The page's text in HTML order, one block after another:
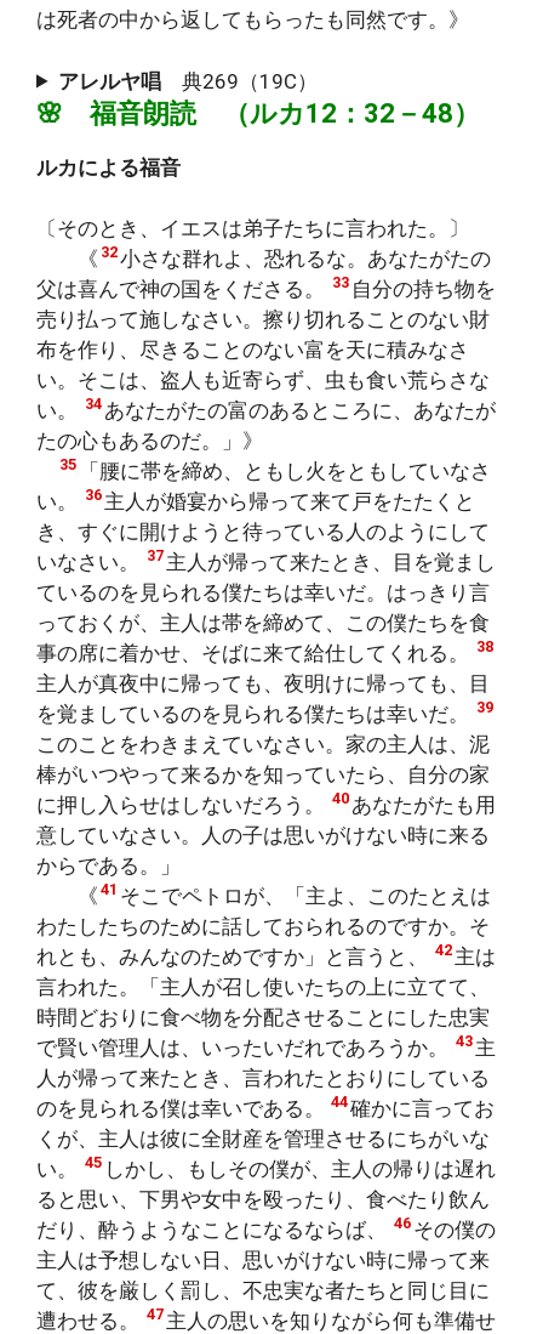
は死者の中から返してもらったも同然です。》
アレルヤ唱 典269（19C）
🌸 福音朗読 （ルカ12：32－48）
ルカによる福音
〔そのとき、イエスは弟子たちに言われた。〕
《 32小さな群れよ、恐れるな。あなたがたの
父は喜んで神の国をくださる。
33 自分の持ち物を
売り払って施しなさい。擦り切れることのない財
布を作り、尽きることのない富を天に積みなさ
い。そこは、盗人も近寄らず、虫も食い荒らさな
い。
34 あなたがたの富のあるところに、あなたが
たの心もあるのだ。」》
35
「腰に帯を締め、ともし火をともしていなさ
い。
36 主人が婚宴から帰って来て戸をたたくと
き、すぐに開けようと待っている人のようにして
いなさい。
37 主人が帰って来たとき、目を覚まし
ているのを見られる僕たちは幸いだ。はっきり言
っておくが、主人は帯を締めて、この僕たちを食
事の席に着かせ、そばに来て給仕してくれる。
38
主人が真夜中に帰っても、夜明けに帰っても、目
を覚ましているのを見られる僕たちは幸いだ。
39
このことをわきまえていなさい。家の主人は、泥
棒がいつやって来るかを知っていたら、自分の家
に押し入らせはしないだろう。
40 あなたがたも用
意していなさい。人の子は思いがけない時に来る
からである。」
《 41 そこでペトロが、「主よ、このたとえは
わたしたちのために話しておられるのですか。そ
れとも、みんなのためですか」と言うと、
42 主は
言われた。「主人が召し使いたちの上に立てて、
時間どおりに食べ物を分配させることにした忠実
で賢い管理人は、いったいだれであろうか。
43 主
人が帰って来たとき、言われたとおりにしている
のを見られる僕は幸いである。
44確かに言ってお
くが、主人は彼に全財産を管理させるにちがいな
い。
45 しかし、もしその僕が、主人の帰りは遅れ
ると思い、下男や女中を殴ったり、食べたり飲ん
だり、酔うようなことになるならば、
46 その僕の
主人は予想しない日、思いがけない時に帰って来
て、彼を厳しく罰し、不忠実な者たちと同じ目に
遭わせる。
47 主人の思いを知りながら何も準備せ